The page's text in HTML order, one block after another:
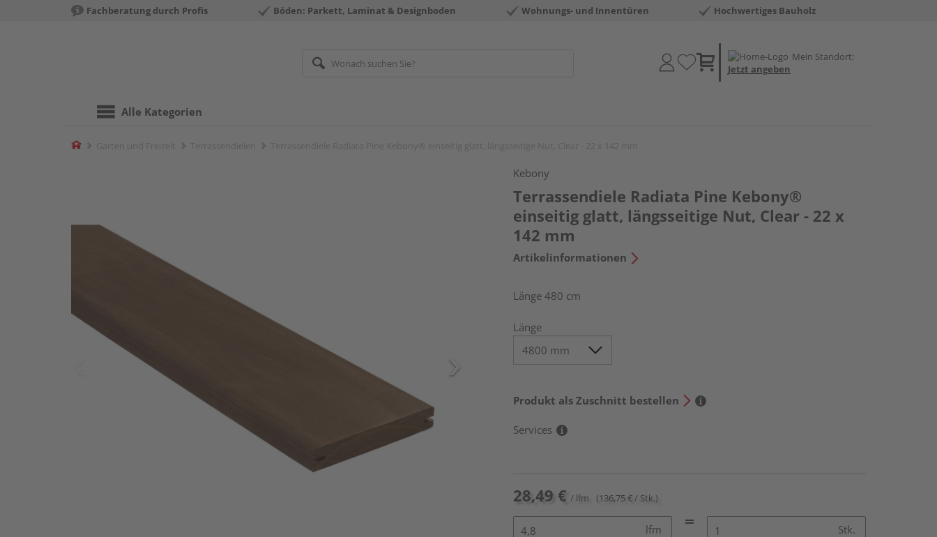
Fachberatung durch Profis Böden: Parkett, Laminat & Designboden Wohnungs- und Innentüren Hochwertiges Bauholz
Mein Standort:
Jetzt angeben
Alle Kategorien
Home
Kebony
Terrassendiele Radiata Pine Kebony®
einseitig glatt, längsseitige Nut, Clear - 22 x
142 mm
Artikelinformationen
Länge 480 cm
Länge
Produkt als Zuschnitt bestellen
Services
28,49 € / lfm (136,75 € / Stk.)
lfm Stk.